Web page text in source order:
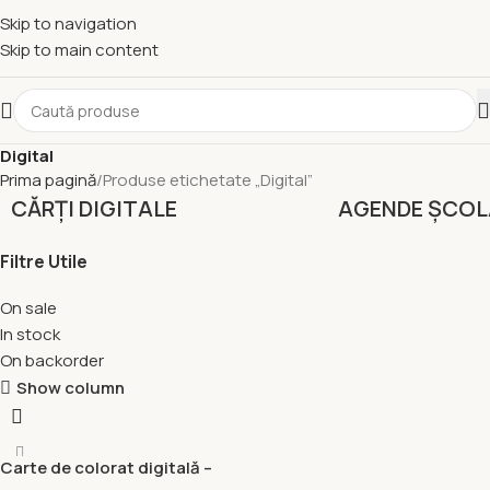
Skip to navigation
Skip to main content
Digital
Prima pagină Produse etichetate „Digital”
CĂRȚI DIGITALE AGENDE
Filtre Utile
On sale
In stock
On backorder
Show column
Carte de colorat digitală –